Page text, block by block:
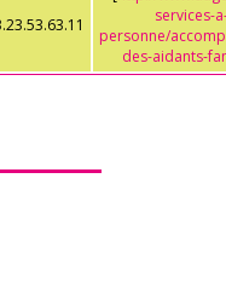
services-
personne/
des-aidants-